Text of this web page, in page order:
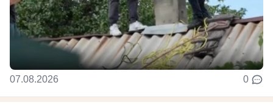
07.08.2026 0